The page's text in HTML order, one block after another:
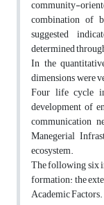
community-
combination of
suggested
determined
In the
dimensions were
Four life cycle
development of
communication
Manegerial
ecosystem.
The following six
formation: the
Academic Factors.